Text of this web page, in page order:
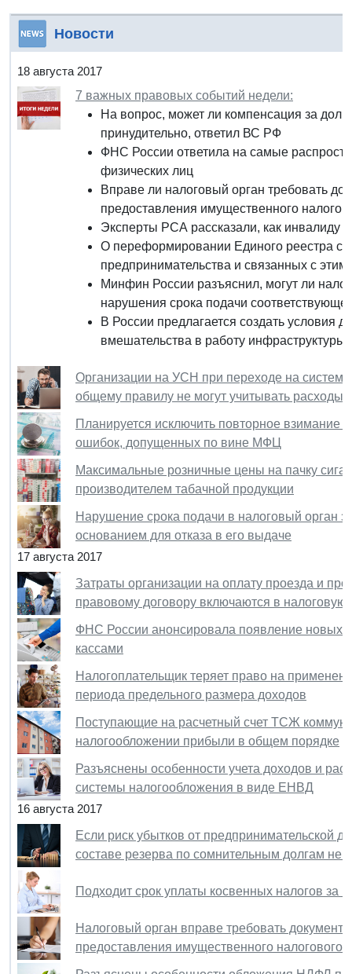
Новости
18 августа 2017
7 важных правовых событий недели:
На вопрос, может ли компенсация за
принудительно, ответил ВС РФ
ФНС России ответила на самые
физических лиц
Вправе ли налоговый орган требовать
предоставления имущественного
Эксперты РСА рассказали, как инвалиду
О переформировании Единого реестра
предпринимательства и связанных с
Минфин России разъяснил, могут ли
нарушения срока подачи
В России предлагается создать условия
вмешательства в работу инфраструктуры
Организации на УСН при переходе на
общему правилу не могут учитывать расходы
Планируется исключить повторное взимание
ошибок, допущенных по вине МФЦ
Максимальные розничные цены на пачку
производителем табачной продукции
Нарушение срока подачи в налоговый орган
основанием для отказа в его выдаче
17 августа 2017
Затраты организации на оплату проезда и
правовому договору включаются в
ФНС России анонсировала появление новых
кассами
Налогоплательщик теряет право на
периода предельного размера доходов
Поступающие на расчетный счет ТСЖ
налогообложении прибыли в общем порядке
Разъяснены особенности учета доходов и
системы налогообложения в виде ЕНВД
16 августа 2017
Если риск убытков от предпринимательской
составе резерва по сомнительным долгам не
Подходит срок уплаты косвенных налогов за
Налоговый орган вправе требовать
предоставления имущественного